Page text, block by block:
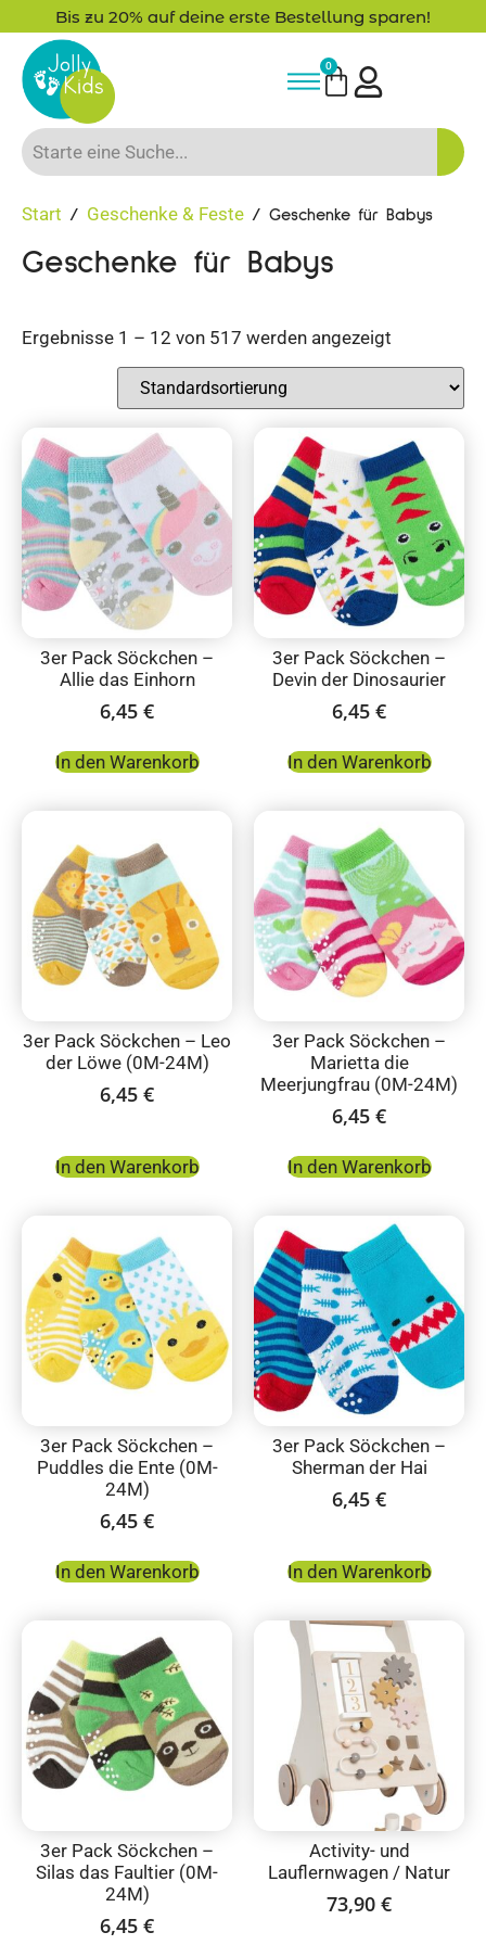
Bis zu 20% auf deine erste Bestellung sparen!
0
Start / Geschenke & Feste / Geschenke für Babys
Geschenke für Babys
Ergebnisse 1 – 12 von 517 werden angezeigt
3er Pack Söckchen –
Allie das Einhorn
6,45 €
In den Warenkorb
3er Pack Söckchen –
Devin der Dinosaurier
6,45 €
In den Warenkorb
3er Pack Söckchen – Leo
der Löwe (0M-24M)
6,45 €
In den Warenkorb
3er Pack Söckchen –
Marietta die
Meerjungfrau (0M-24M)
6,45 €
In den Warenkorb
3er Pack Söckchen –
Puddles die Ente (0M-
24M)
6,45 €
In den Warenkorb
3er Pack Söckchen –
Sherman der Hai
6,45 €
In den Warenkorb
3er Pack Söckchen –
Silas das Faultier (0M-
24M)
6,45 €
Activity- und
Lauflernwagen / Natur
73,90 €